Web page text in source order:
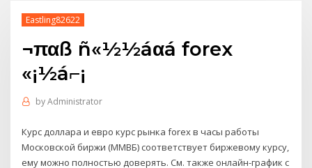
Eastling82622
¬παß ñ«½½áαá forex
«¡½á⌐¡
byAdministrator
Курс доллара и евро курс рынка forex в часы работы
Московской биржи (ММВБ) соответствует биржевому курсу,
ему можно полностью доверять. См. также онлайн-график с